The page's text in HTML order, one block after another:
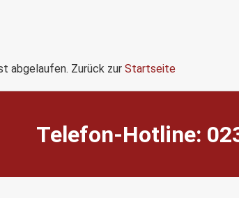
abgelaufen. Zurück zur Startseite
Telefon-Hotline: